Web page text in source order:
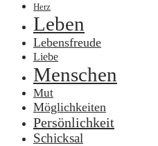
Herz
Leben
Lebensfreude
Liebe
Menschen
Mut
Möglichkeiten
Persönlichkeit
Schicksal